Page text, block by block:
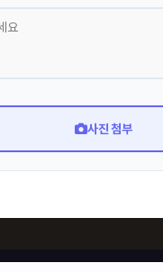
사진 첨부